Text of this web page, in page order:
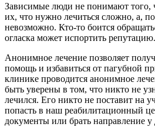
Зависимые люди не понимают того,
их, что нужно лечиться сложно, а,
невозможно. Кто-то боится
огласка может испортить репутацию.
Анонимное лечение позволяет
помощь и избавиться от пагубной
клинике проводится анонимное
быть уверены в том, что никто не
лечился. Его никто не поставит на
попасть в наш реабилитационный
документы или брать направление у